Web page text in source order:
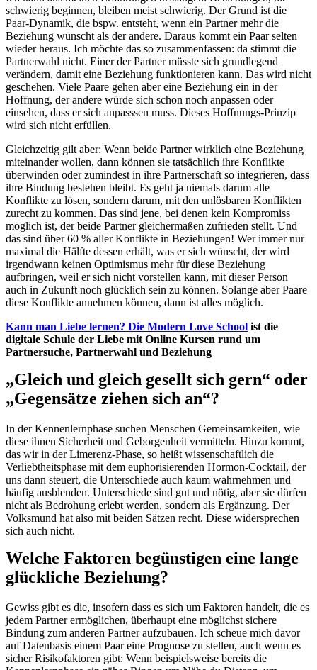
schwierig beginnen, bleiben meist schwierig. Der Grund ist die
Paar-Dynamik, die bspw. entsteht, wenn ein Partner mehr die
Beziehung wünscht als der andere. Daraus kommt ein Paar selten
wieder heraus. Ich möchte das so zusammenfassen: da stimmt die
Partnerwahl nicht. Einer der Partner müsste sich grundlegend
verändern, damit eine Beziehung funktionieren kann. Das wird nicht
geschehen. Viele Paare gehen aber eine Beziehung ein in der
Hoffnung, der andere würde sich schon noch anpassen oder
einsehen, dass er sich anpasssen muss. Dieses Hoffnungs-Prinzip
wird sich nicht erfüllen.
Gleichzeitig gilt aber: Wenn beide Partner wirklich eine Beziehung
miteinander wollen, dann können sie tatsächlich ihre Konflikte
überwinden oder zumindest in ihre Partnerschaft so integrieren, dass
ihre Bindung bestehen bleibt. Es geht ja niemals darum alle
Konflikte zu lösen, sondern darum, mit den unlösbaren Konflikten
zurecht zu kommen. Das sind jene, bei denen kein Kompromiss
möglich ist, der beide Partner gleichermaßen zufrieden stellt. Und
das sind über 60 % aller Konflikte in Beziehungen! Wer immer nur
maximal die Hälfte dessen erhält, was er sich wünscht, der wird
irgendwann keinen Optimismus mehr für diese Beziehung
aufbringen, weil er sich nicht vorstellen kann, mit dieser Person
auch in Zukunft noch glücklich sein zu können. Solange aber Paare
diese Konflikte annehmen können, dann ist alles möglich.
Kann man Liebe lernen? Die Modern Love School ist die
digitale Schule der Liebe mit Online Kursen rund um
Partnersuche, Partnerwahl und Beziehung
„Gleich und gleich gesellt sich gern“ oder
„Gegensätze ziehen sich an“?
In der Kennenlernphase suchen Menschen Gemeinsamkeiten, wie
diese ihnen Sicherheit und Geborgenheit vermitteln. Hinzu kommt,
das wir in der Limerenz-Phase, so heißt wissenschaftlich die
Verliebtheitsphase mit dem euphorisierenden Hormon-Cocktail, der
uns dann steuert, die Unterschiede auch kaum wahrnehmen und
häufig ausblenden. Unterschiede sind gut und nötig, aber sie dürfen
nicht als Bedrohung erlebt werden, sondern als Ergänzung. Der
Volksmund hat also mit beiden Sätzen recht. Diese widersprechen
sich auch nicht.
Welche Faktoren begünstigen eine lange
glückliche Beziehung?
Gewiss gibt es die, insofern dass es sich um Faktoren handelt, die es
jedem Partner ermöglichen, überhaupt eine möglichst sichere
Bindung zum anderen Partner aufzubauen. Ich scheue mich davor
auf Datenbasis einem Paar eine Prognose zu stellen, auch wenn es
sicher Risikofaktoren gibt: Wenn beispielsweise bereits die